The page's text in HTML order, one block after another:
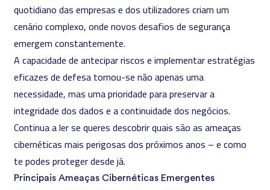
quotidiano das empresas e dos utilizadores criam um
cenário complexo, onde novos desafios de segurança
emergem constantemente.
A capacidade de antecipar riscos e implementar estratégias
eficazes de defesa tornou-se não apenas uma
necessidade, mas uma prioridade para preservar a
integridade dos dados e a continuidade dos negócios.
Continua a ler se queres descobrir quais são as ameaças
cibernéticas mais perigosas dos próximos anos – e como
te podes proteger desde já.
Principais Ameaças Cibernéticas Emergentes